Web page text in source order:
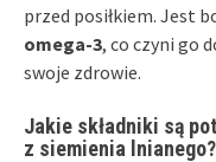
przed posiłkiem. Jest
omega-3, co czyni go
swoje zdrowie.
Jakie składniki są
z siemienia lnianego?